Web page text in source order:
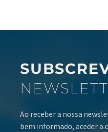
Ao receber a nossa
bem informado, aceder a